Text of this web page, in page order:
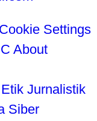
Cookie Settings
About
Jurnalistik
Siber